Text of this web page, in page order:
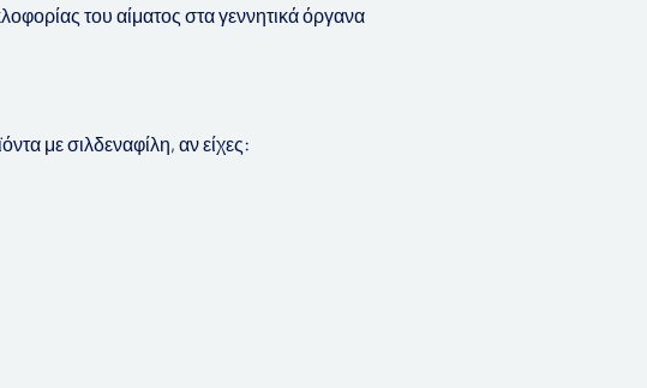
του αίματος στα γεννητικά όργανα
με σιλδεναφίλη, αν είχες: